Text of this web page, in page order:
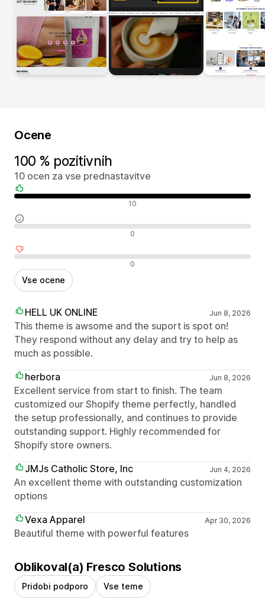
Ocene
100 % pozitivnih
10 ocen za vse prednastavitve
Pozitivne ocene 10
Nevtralne ocene 0
Negativne ocene 0
Vse ocene
HELL UK ONLINE Jun 8, 2026
This theme is awsome and the suport is spot on!
They respond without any delay and try to help as
much as possible.
herbora
Jun 8, 2026
Excellent service from start to finish. The team
customized our Shopify theme perfectly, handled
the setup professionally, and continues to provide
outstanding support. Highly recommended for
Shopify store owners.
JMJs Catholic Store, Inc
Jun 4, 2026
An excellent theme with outstanding customization
options
Vexa Apparel
Apr 30, 2026
Beautiful theme with powerful features
Oblikoval(a) Fresco Solutions
Pridobi podporo Vse teme